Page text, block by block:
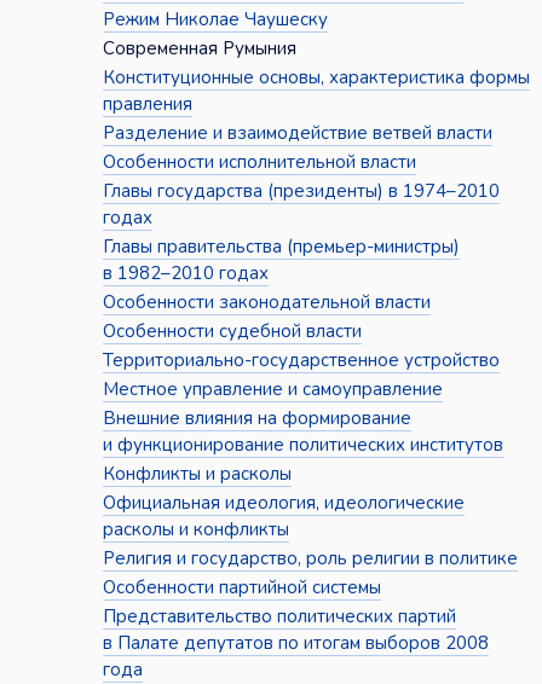
Режим Николае Чаушеску
Современная Румыния
Конституционные основы, характеристика формы
правления
Разделение и взаимодействие ветвей власти
Особенности исполнительной власти
Главы государства (президенты) в 1974–2010
годах
Главы правительства (премьер-министры)
в 1982–2010 годах
Особенности законодательной власти
Особенности судебной власти
Территориально-государственное устройство
Местное управление и самоуправление
Внешние влияния на формирование
и функционирование политических институтов
Конфликты и расколы
Официальная идеология, идеологические
расколы и конфликты
Религия и государство, роль религии в политике
Особенности партийной системы
Представительство политических партий
в Палате депутатов по итогам выборов 2008
года